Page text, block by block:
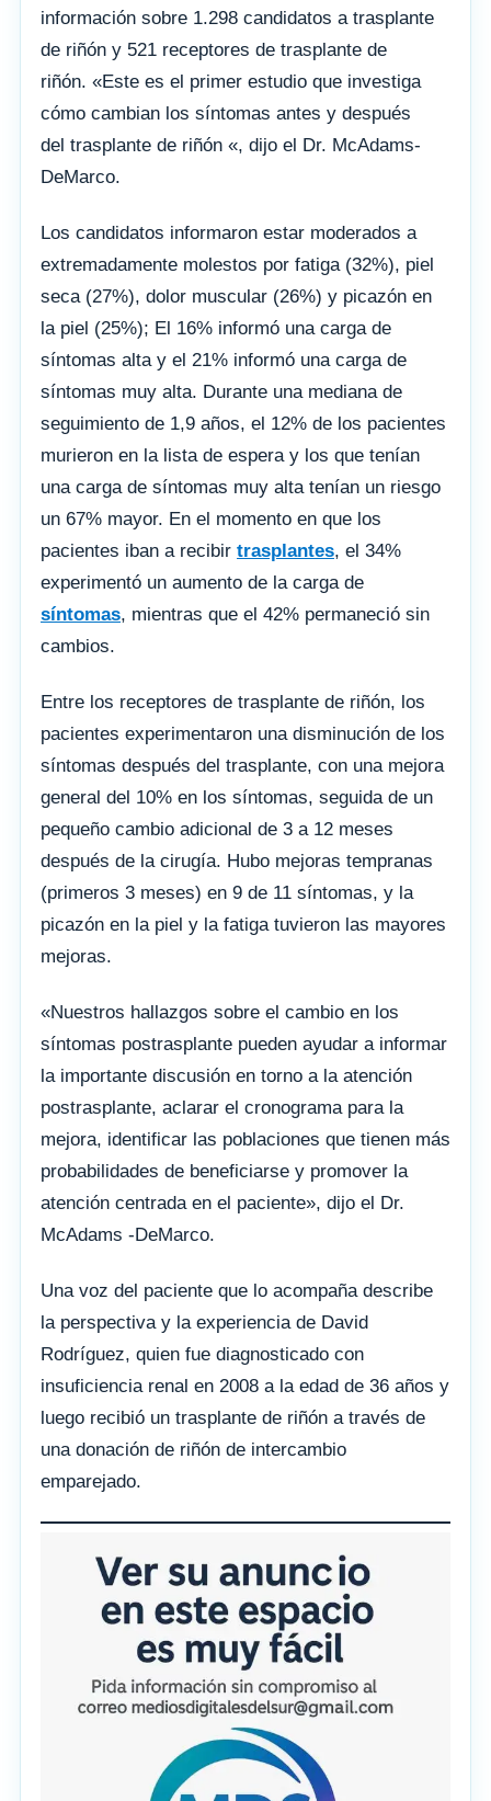
información sobre 1.298 candidatos a trasplante
de riñón y 521 receptores de trasplante de
riñón. «Este es el primer estudio que investiga
cómo cambian los síntomas antes y después
del trasplante de riñón «, dijo el Dr. McAdams-
DeMarco.
Los candidatos informaron estar moderados a
extremadamente molestos por fatiga (32%), piel
seca (27%), dolor muscular (26%) y picazón en
la piel (25%); El 16% informó una carga de
síntomas alta y el 21% informó una carga de
síntomas muy alta. Durante una mediana de
seguimiento de 1,9 años, el 12% de los pacientes
murieron en la lista de espera y los que tenían
una carga de síntomas muy alta tenían un riesgo
un 67% mayor. En el momento en que los
pacientes iban a recibir trasplantes, el 34%
experimentó un aumento de la carga de
síntomas, mientras que el 42% permaneció sin
cambios.
Entre los receptores de trasplante de riñón, los
pacientes experimentaron una disminución de los
síntomas después del trasplante, con una mejora
general del 10% en los síntomas, seguida de un
pequeño cambio adicional de 3 a 12 meses
después de la cirugía. Hubo mejoras tempranas
(primeros 3 meses) en 9 de 11 síntomas, y la
picazón en la piel y la fatiga tuvieron las mayores
mejoras.
«Nuestros hallazgos sobre el cambio en los
síntomas postrasplante pueden ayudar a informar
la importante discusión en torno a la atención
postrasplante, aclarar el cronograma para la
mejora, identificar las poblaciones que tienen más
probabilidades de beneficiarse y promover la
atención centrada en el paciente», dijo el Dr.
McAdams -DeMarco.
Una voz del paciente que lo acompaña describe
la perspectiva y la experiencia de David
Rodríguez, quien fue diagnosticado con
insuficiencia renal en 2008 a la edad de 36 años y
luego recibió un trasplante de riñón a través de
una donación de riñón de intercambio
emparejado.